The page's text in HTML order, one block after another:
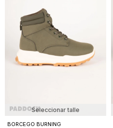
Seleccionar talle
BORCEGO BURNING